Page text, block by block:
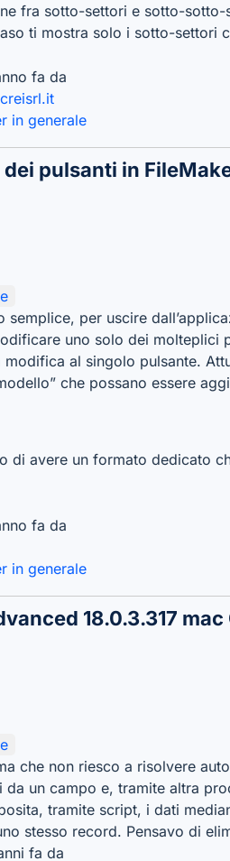
fra sotto-settori e sotto-
ti mostra solo i sotto-
fa da
in generale
pulsanti in
semplice, per uscire
uno solo dei molteplici
al singolo pulsante.
che possano essere
di avere un formato dedicato
fa da
in generale
18.0.3.317 mac
che non riesco a risolvere
da un campo e, tramite altra
tramite script, i dati
stesso record. Pensavo di
fa da